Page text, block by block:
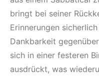
bringt bei seiner
Erinnerungen
Dankbarkeit
sich in einer festeren
ausdrückt, was